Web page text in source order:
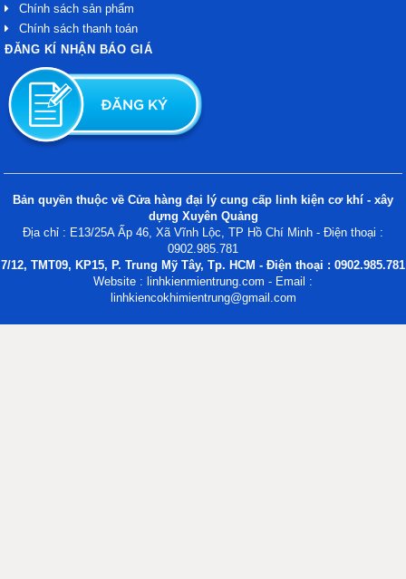
Chính sách sản phẩm
Chính sách thanh toán
ĐĂNG KÍ NHẬN BÁO GIÁ
Bản quyền thuộc về Cửa hàng đại lý cung cấp linh kiện cơ khí - xây
dựng Xuyên Quảng
Địa chỉ : E13/25A Ấp 46, Xã Vĩnh Lộc, TP Hồ Chí Minh - Điện thoại :
0902.985.781
7/12, TMT09, KP15, P. Trung Mỹ Tây, Tp. HCM - Điện thoại : 0902.985.781
Website : linhkienmientrung.com - Email :
linhkiencokhimientrung@gmail.com